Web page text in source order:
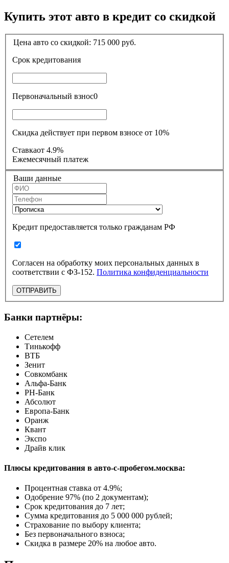
Купить этот авто в кредит со скидкой
Цена авто со скидкой: 715 000 руб.
Срок кредитования
Первоначальный взнос0
Скидка действует при первом взносе от 10%
Ставкаот 4.9%
Ежемесячный платеж
Ваши данные
Кредит предоставляется только гражданам РФ
Согласен на обработку моих персональных данных в
соответствии с ФЗ-152. Политика конфиденциальности
ОТПРАВИТЬ
Банки партнёры:
Сетелем
Тинькофф
ВТБ
Зенит
Совкомбанк
Альфа-Банк
РН-Банк
Абсолют
Европа-Банк
Оранж
Квант
Экспо
Драйв клик
Плюсы кредитования в авто-с-пробегом.москва:
Процентная ставка от 4.9%;
Одобрение 97% (по 2 документам);
Срок кредитования до 7 лет;
Сумма кредитования до 5 000 000 рублей;
Страхование по выбору клиента;
Без первоначального взноса;
Скидка в размере 20% на любое авто.